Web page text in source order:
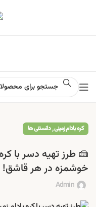
کره بادام زمینی,دانستنی ها
🍰 طرز تهیه دسر با
خوشمزه در هر قاشق!
Admin